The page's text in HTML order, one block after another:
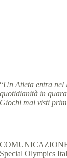
“Un Atleta entra nel
quotidianità in
Giochi mai visti
Special Olympics